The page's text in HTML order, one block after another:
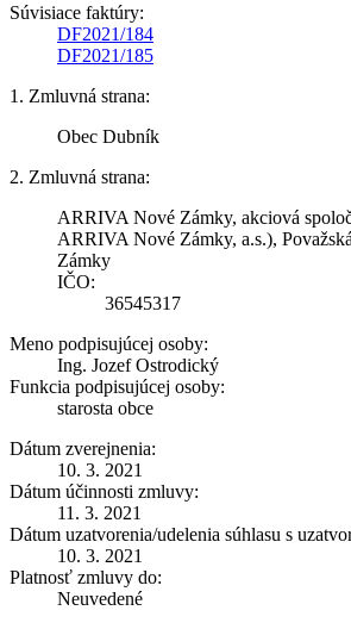
Súvisiace faktúry:
DF2021/184
DF2021/185
1. Zmluvná strana:
Obec Dubník
2. Zmluvná strana:
ARRIVA Nové Zámky, akciová
ARRIVA Nové Zámky, a.s.),
Zámky
IČO:
36545317
Meno podpisujúcej osoby:
Ing. Jozef Ostrodický
Funkcia podpisujúcej osoby:
starosta obce
Dátum zverejnenia:
10. 3. 2021
Dátum účinnosti zmluvy:
11. 3. 2021
Dátum uzatvorenia/udelenia súhlasu s
10. 3. 2021
Platnosť zmluvy do:
Neuvedené